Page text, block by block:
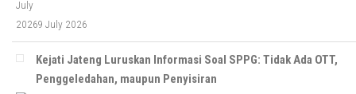
9 July 2026
Kejati Jateng Luruskan Informasi Soal SPPG: Tidak Ada OTT,
Penggeledahan, maupun Penyisiran